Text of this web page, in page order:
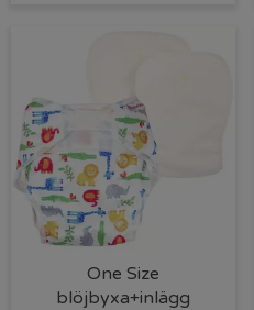
One Size
blöjbyxa+inlägg